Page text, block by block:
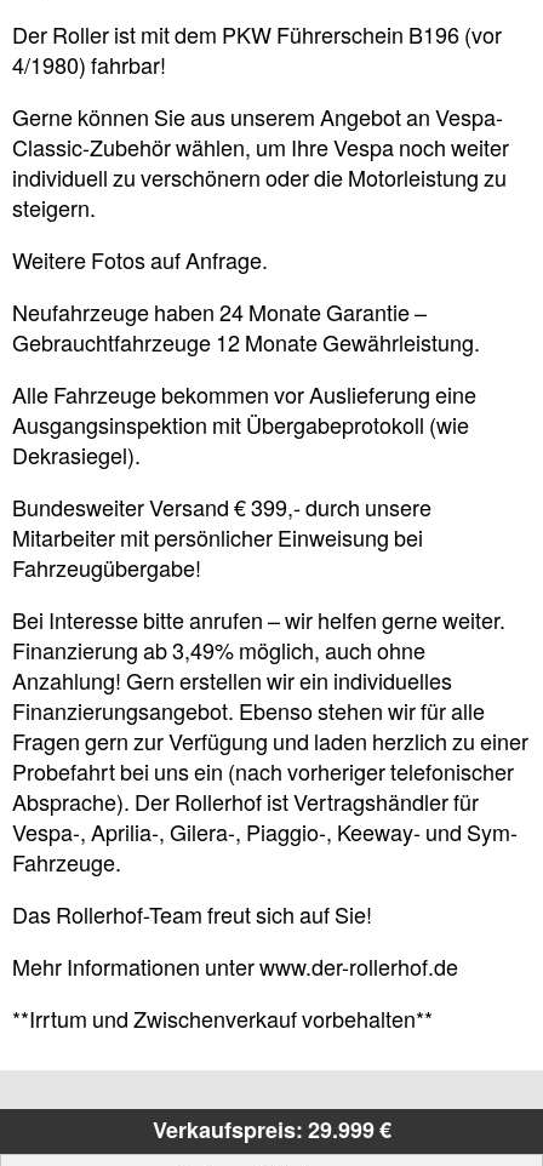
Der Roller ist mit dem PKW Führerschein B196 (vor
4/1980) fahrbar!
Gerne können Sie aus unserem Angebot an Vespa-
Classic-Zubehör wählen, um Ihre Vespa noch weiter
individuell zu verschönern oder die Motorleistung zu
steigern.
Weitere Fotos auf Anfrage.
Neufahrzeuge haben 24 Monate Garantie –
Gebrauchtfahrzeuge 12 Monate Gewährleistung.
Alle Fahrzeuge bekommen vor Auslieferung eine
Ausgangsinspektion mit Übergabeprotokoll (wie
Dekrasiegel).
Bundesweiter Versand € 399,- durch unsere
Mitarbeiter mit persönlicher Einweisung bei
Fahrzeugübergabe!
Bei Interesse bitte anrufen – wir helfen gerne weiter.
Finanzierung ab 3,49% möglich, auch ohne
Anzahlung! Gern erstellen wir ein individuelles
Finanzierungsangebot. Ebenso stehen wir für alle
Fragen gern zur Verfügung und laden herzlich zu einer
Probefahrt bei uns ein (nach vorheriger telefonischer
Absprache). Der Rollerhof ist Vertragshändler für
Vespa-, Aprilia-, Gilera-, Piaggio-, Keeway- und Sym-
Fahrzeuge.
Das Rollerhof-Team freut sich auf Sie!
Mehr Informationen unter www.der-rollerhof.de
**Irrtum und Zwischenverkauf vorbehalten**
Verkaufspreis: 29.999 €